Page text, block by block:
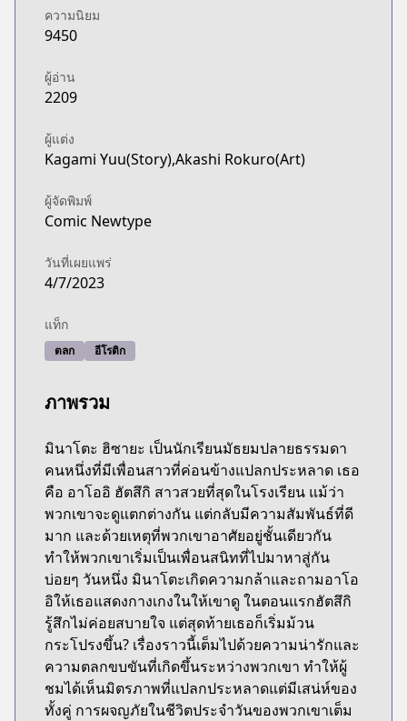
ความนิยม
9450
ผู้อ่าน
2209
ผู้แต่ง
Kagami Yuu(Story),Akashi Rokuro(Art)
ผู้จัดพิมพ์
Comic Newtype
วันที่เผยแพร่
4/7/2023
แท็ก
ตลก อีโรติก
ภาพรวม
มินาโตะ ฮิซายะ เป็นนักเรียนมัธยมปลายธรรมดา
คนหนึ่งที่มีเพื่อนสาวที่ค่อนข้างแปลกประหลาด เธอ
คือ อาโออิ ฮัตสึกิ สาวสวยที่สุดในโรงเรียน แม้ว่า
พวกเขาจะดูแตกต่างกัน แต่กลับมีความสัมพันธ์ที่ดี
มาก และด้วยเหตุที่พวกเขาอาศัยอยู่ชั้นเดียวกัน
ทำให้พวกเขาเริ่มเป็นเพื่อนสนิทที่ไปมาหาสู่กัน
บ่อยๆ วันหนึ่ง มินาโตะเกิดความกล้าและถามอาโอ
อิให้เธอแสดงกางเกงในให้เขาดู ในตอนแรกฮัตสึกิ
รู้สึกไม่ค่อยสบายใจ แต่สุดท้ายเธอก็เริ่มม้วน
กระโปรงขึ้น? เรื่องราวนี้เต็มไปด้วยความน่ารักและ
ความตลกขบขันที่เกิดขึ้นระหว่างพวกเขา ทำให้ผู้
ชมได้เห็นมิตรภาพที่แปลกประหลาดแต่มีเสน่ห์ของ
ทั้งคู่ การผจญภัยในชีวิตประจำวันของพวกเขาเต็ม